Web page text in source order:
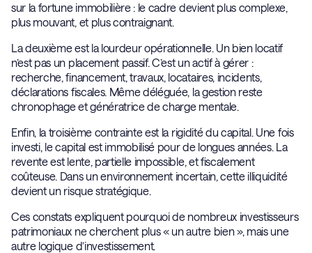
sur la fortune immobilière : le cadre devient plus complexe,
plus mouvant, et plus contraignant.
La deuxième est la lourdeur opérationnelle. Un bien locatif
n’est pas un placement passif. C’est un actif à gérer :
recherche, financement, travaux, locataires, incidents,
déclarations fiscales. Même déléguée, la gestion reste
chronophage et génératrice de charge mentale.
Enfin, la troisième contrainte est la rigidité du capital. Une fois
investi, le capital est immobilisé pour de longues années. La
revente est lente, partielle impossible, et fiscalement
coûteuse. Dans un environnement incertain, cette illiquidité
devient un risque stratégique.
Ces constats expliquent pourquoi de nombreux investisseurs
patrimoniaux ne cherchent plus « un autre bien », mais une
autre logique d’investissement.